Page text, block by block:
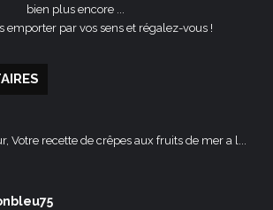
bien plus encore ...
emporter par vos sens et régalez-vous !
Votre recette de crêpes aux fruits de mer a l...